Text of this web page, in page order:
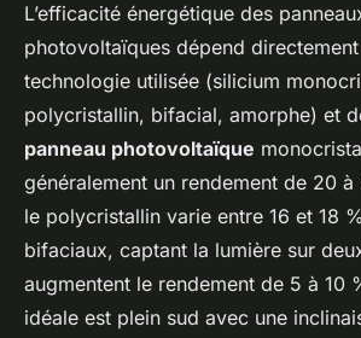
L’efficacité énergétique des
photovoltaïques dépend
technologie utilisée (silicium
polycristallin, bifacial, amorphe) et
panneau photovoltaïque
généralement un rendement de 20
le polycristallin varie entre 16 et 18
bifaciaux, captant la lumière sur
augmentent le rendement de 5 à 10
idéale est plein sud avec une